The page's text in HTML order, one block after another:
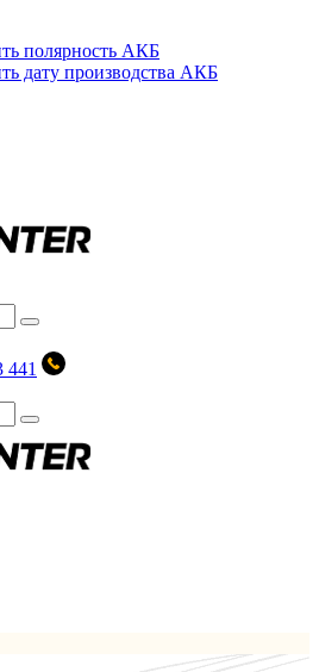
полярность АКБ
дату производства АКБ
441